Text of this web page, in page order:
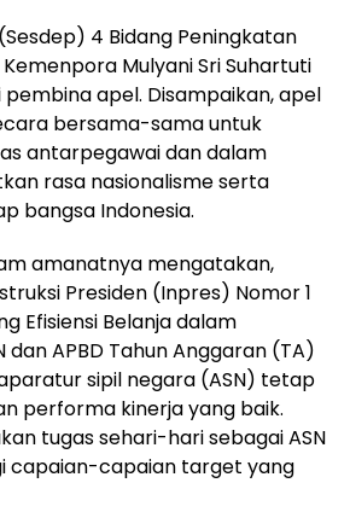
4 Bidang Peningkatan
Mulyani Sri Suhartuti
apel. Disampaikan, apel
bersama-sama untuk
antarpegawai dan dalam
rasa nasionalisme serta
bangsa Indonesia.
amanatnya mengatakan,
Presiden (Inpres) Nomor 1
Efisiensi Belanja dalam
dan APBD Tahun Anggaran (TA)
sipil negara (ASN) tetap
performa kinerja yang baik.
tugas sehari-hari sebagai ASN
capaian-capaian target yang